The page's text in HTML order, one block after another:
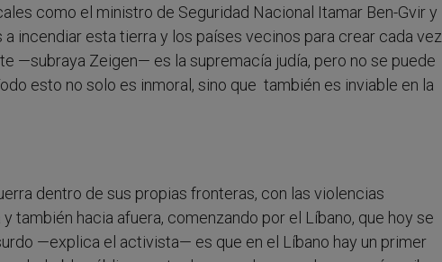
como el ministro de Seguridad Nacional Itamar Ben-Gvir y
incendiar esta tierra y los países vecinos para crear cada vez
—subraya Zeigen— es la supremacía judía, pero no se puede
esto no solo es inmoral, sino que también es inviable en la
dentro de sus propias fronteras, con las violencias
también hacia afuera, comenzando por el Líbano, que hoy se
—explica el activista— es que en el Líbano hay un primer